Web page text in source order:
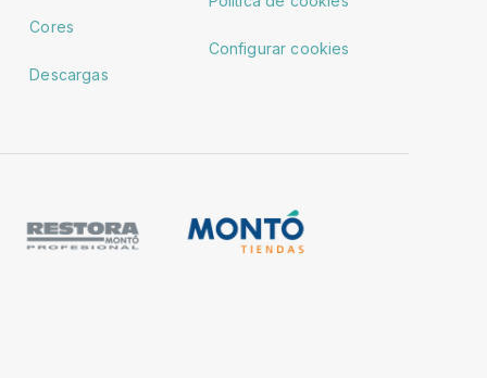
Cores
Descargas
Configurar cookies